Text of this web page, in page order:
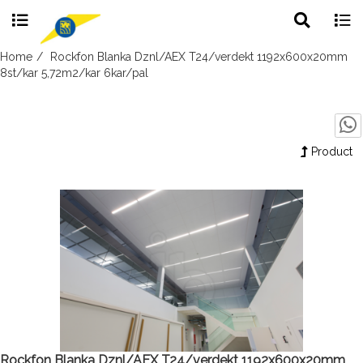
Skip
to
search
Home
Rockfon Blanka Dznl/AEX T24/verdekt 1192x600x20mm
8st/kar 5,72m2/kar 6kar/pal
Product